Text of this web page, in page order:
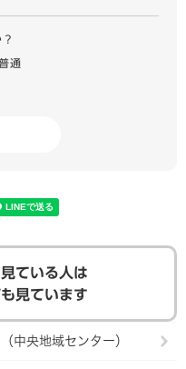
通
ている人は
見ています
中央地域センター）